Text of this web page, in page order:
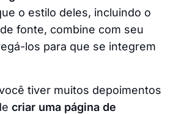
o estilo deles, incluindo o
fonte, combine com seu
los para que se integrem
tiver muitos depoimentos
criar uma página de